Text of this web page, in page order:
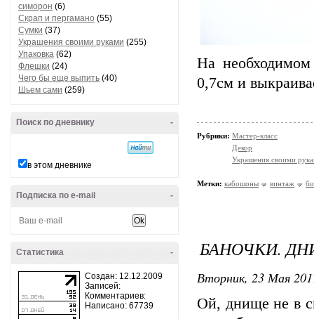
симорон (6)
Скрап и пергамано (55)
Сумки (37)
Украшения своими руками (255)
Упаковка (62)
Флешки (24)
Чего бы еще выпить (40)
Шьем сами (259)
-
Поиск по дневнику
в этом дневнике
-
Подписка по e-mail
-
Статистика
Создан: 12.12.2009
Записей:
Комментариев:
Написано: 67739
На
0,7см и
Рубрики: Мастер-класс
Декор
Украшения своими
Метки: кабошоны винтаж
БАНОЧКИ.
Вторник, 23 Мая
Ой, днище не в